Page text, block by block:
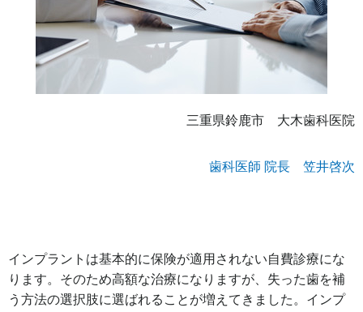
三重県鈴鹿市 大木歯科医院
歯科医師 院長 笠井啓次
インプラントは基本的に保険が適用されない自費診療にな
ります。そのため高額な治療になりますが、失った歯を補
う方法の選択肢に選ばれることが増えてきました。インプ